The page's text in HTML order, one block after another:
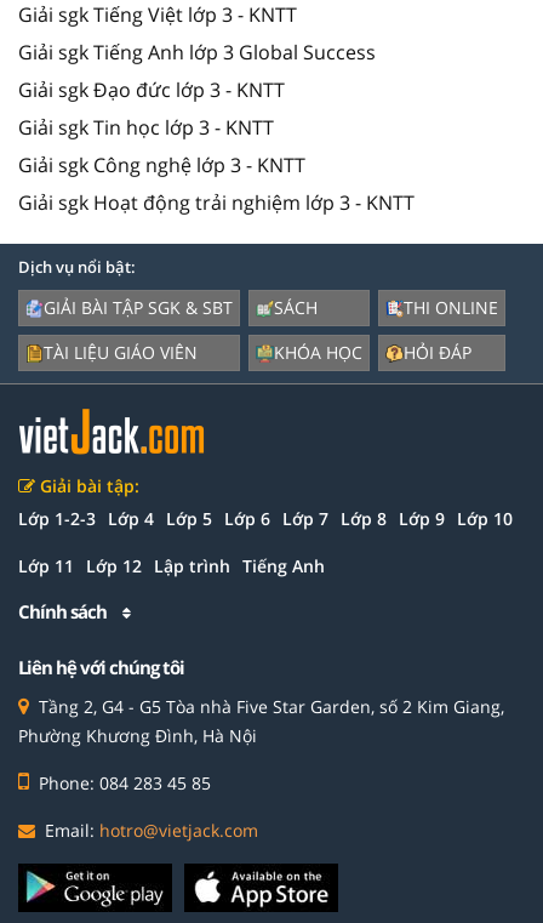
Giải sgk Tiếng Việt lớp 3 - KNTT
Giải sgk Tiếng Anh lớp 3 Global Success
Giải sgk Đạo đức lớp 3 - KNTT
Giải sgk Tin học lớp 3 - KNTT
Giải sgk Công nghệ lớp 3 - KNTT
Giải sgk Hoạt động trải nghiệm lớp 3 - KNTT
Dịch vụ nổi bật:
GIẢI BÀI TẬP SGK & SBT
TÀI LIỆU GIÁO VIÊN
SÁCH
KHÓA HỌC
THI ONLINE
HỎI ĐÁP
Giải bài tập:
Lớp 1-2-3 Lớp 4 Lớp 5 Lớp 6 Lớp 7 Lớp 8 Lớp 9 Lớp 10
Lớp 11 Lớp 12 Lập trình Tiếng Anh
Chính sách
Liên hệ với chúng tôi
Tầng 2, G4 - G5 Tòa nhà Five Star Garden, số 2 Kim Giang,
Phường Khương Đình, Hà Nội
Phone: 084 283 45 85
Email: hotro@vietjack.com